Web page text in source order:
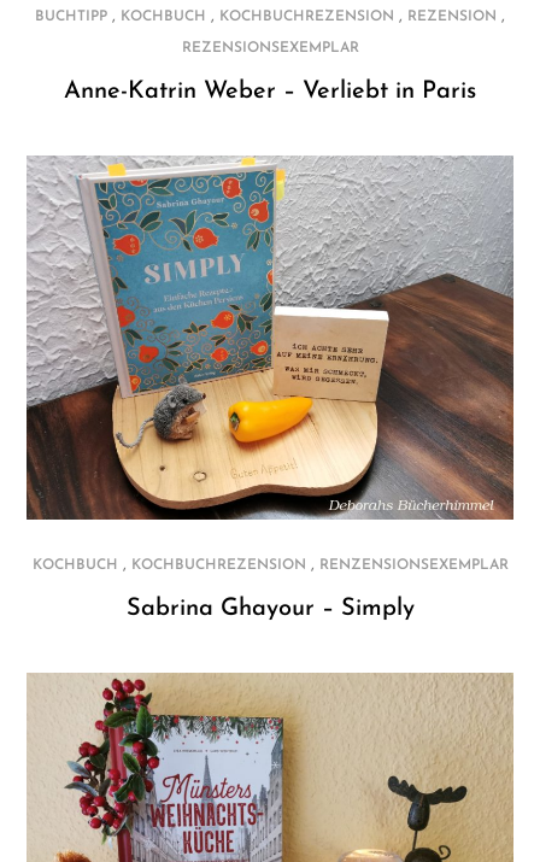
BUCHTIPP , KOCHBUCH , KOCHBUCHREZENSION , REZENSION ,
REZENSIONSEXEMPLAR
Anne-Katrin Weber – Verliebt in Paris
KOCHBUCH , KOCHBUCHREZENSION , RENZENSIONSEXEMPLAR
Sabrina Ghayour – Simply